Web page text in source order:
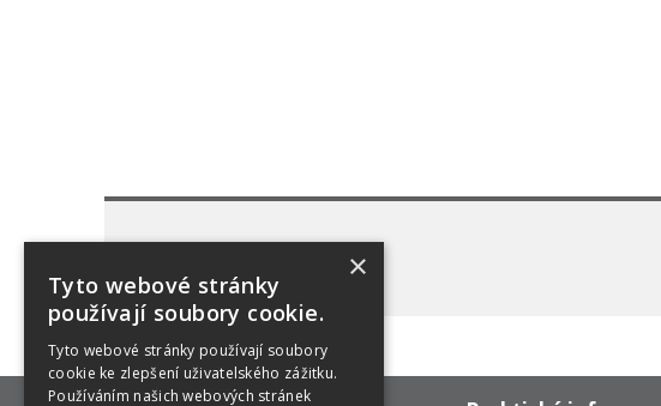
×
Tyto webové stránky
používají soubory cookie.
Tyto webové stránky používají soubory
cookie ke zlepšení uživatelského zážitku.
Používáním našich webových stránek